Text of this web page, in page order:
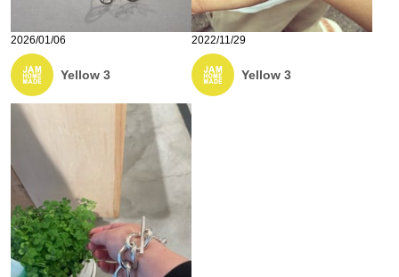
2026/01/06
Yellow 3
2022/11/29
Yellow 3